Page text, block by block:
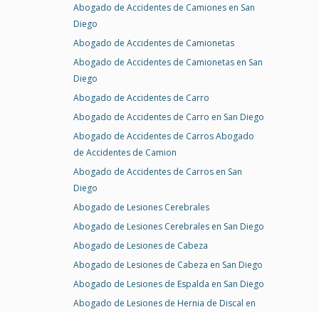
Abogado de Accidentes de Camiones en San
Diego
Abogado de Accidentes de Camionetas
Abogado de Accidentes de Camionetas en San
Diego
Abogado de Accidentes de Carro
Abogado de Accidentes de Carro en San Diego
Abogado de Accidentes de Carros Abogado
de Accidentes de Camion
Abogado de Accidentes de Carros en San
Diego
Abogado de Lesiones Cerebrales
Abogado de Lesiones Cerebrales en San Diego
Abogado de Lesiones de Cabeza
Abogado de Lesiones de Cabeza en San Diego
Abogado de Lesiones de Espalda en San Diego
Abogado de Lesiones de Hernia de Discal en